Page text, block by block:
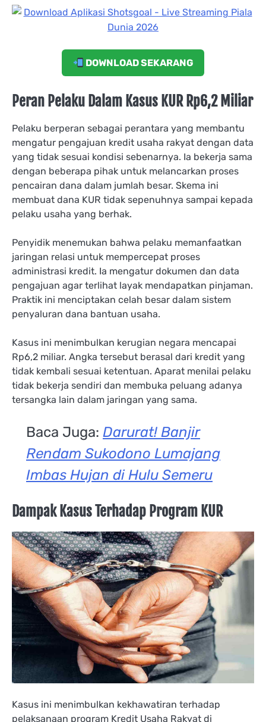
DOWNLOAD SEKARANG
Peran Pelaku Dalam Kasus KUR Rp6,2 Miliar
Pelaku berperan sebagai perantara yang membantu
mengatur pengajuan kredit usaha rakyat dengan data
yang tidak sesuai kondisi sebenarnya. Ia bekerja sama
dengan beberapa pihak untuk melancarkan proses
pencairan dana dalam jumlah besar. Skema ini
membuat dana KUR tidak sepenuhnya sampai kepada
pelaku usaha yang berhak.
Penyidik menemukan bahwa pelaku memanfaatkan
jaringan relasi untuk mempercepat proses
administrasi kredit. Ia mengatur dokumen dan data
pengajuan agar terlihat layak mendapatkan pinjaman.
Praktik ini menciptakan celah besar dalam sistem
penyaluran dana bantuan usaha.
Kasus ini menimbulkan kerugian negara mencapai
Rp6,2 miliar. Angka tersebut berasal dari kredit yang
tidak kembali sesuai ketentuan. Aparat menilai pelaku
tidak bekerja sendiri dan membuka peluang adanya
tersangka lain dalam jaringan yang sama.
Baca Juga: Darurat! Banjir
Rendam Sukodono Lumajang
Imbas Hujan di Hulu Semeru
Dampak Kasus Terhadap Program KUR
Kasus ini menimbulkan kekhawatiran terhadap
pelaksanaan program Kredit Usaha Rakyat di